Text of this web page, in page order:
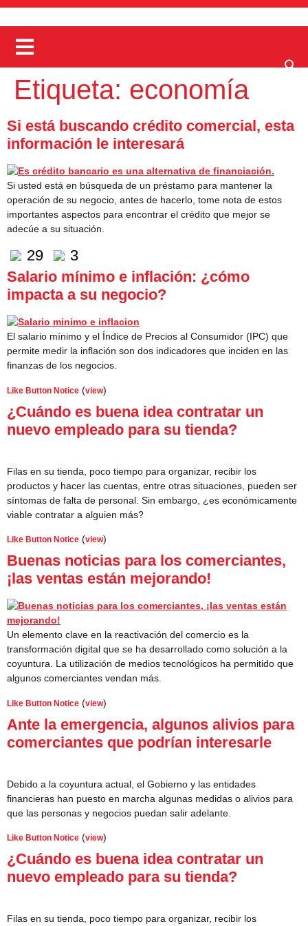
Etiqueta: economía
Si está buscando crédito comercial, esta
información le interesará
Si usted está en búsqueda de un préstamo para mantener la
operación de su negocio, antes de hacerlo, tome nota de estos
importantes aspectos para encontrar el crédito que mejor se
adecúe a su situación.
29
3
Salario mínimo e inflación: ¿cómo
impacta a su negocio?
El salario mínimo y el Índice de Precios al Consumidor (IPC) que
permite medir la inflación son dos indicadores que inciden en las
finanzas de los negocios.
Like Button Notice (view)
¿Cuándo es buena idea contratar un
nuevo empleado para su tienda?
Filas en su tienda, poco tiempo para organizar, recibir los
productos y hacer las cuentas, entre otras situaciones, pueden ser
síntomas de falta de personal. Sin embargo, ¿es económicamente
viable contratar a alguien más?
Like Button Notice (view)
Buenas noticias para los comerciantes,
¡las ventas están mejorando!
Un elemento clave en la reactivación del comercio es la
transformación digital que se ha desarrollado como solución a la
coyuntura. La utilización de medios tecnológicos ha permitido que
algunos comerciantes vendan más.
Like Button Notice (view)
Ante la emergencia, algunos alivios para
comerciantes que podrían interesarle
Debido a la coyuntura actual, el Gobierno y las entidades
financieras han puesto en marcha algunas medidas o alivios para
que las personas y negocios puedan salir adelante.
Like Button Notice (view)
¿Cuándo es buena idea contratar un
nuevo empleado para su tienda?
Filas en su tienda, poco tiempo para organizar, recibir los